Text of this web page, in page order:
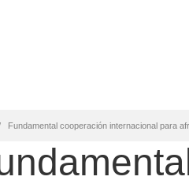
Fundamental cooperación internacional para